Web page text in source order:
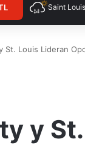
Saint Louis
St. Louis Lideran
y